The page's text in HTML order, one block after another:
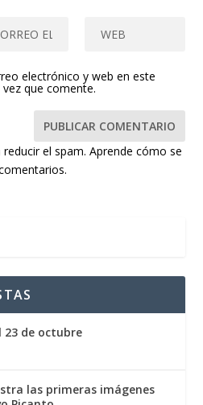
electrónico y web en este
que comente.
reducir el spam.Aprende cómo se
23 de octubre
las primeras imágenes